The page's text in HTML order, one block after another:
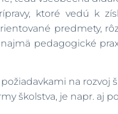
ktoré vedú k
predmety,
pedagogické
na rozvoj
školstva, je napr. aj